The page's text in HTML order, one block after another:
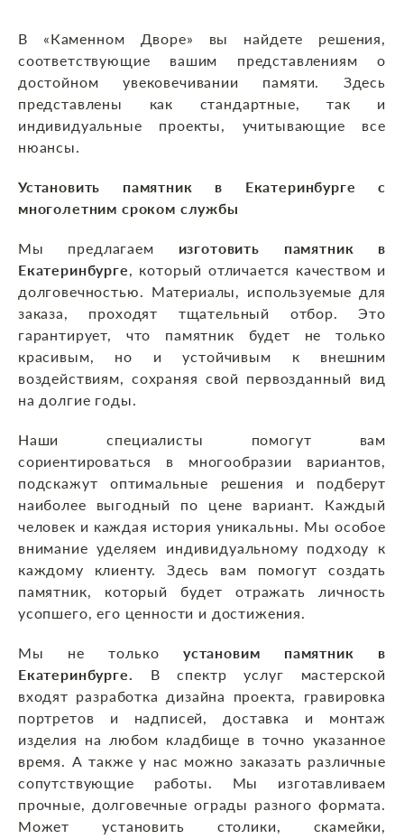
В «Каменном Дворе» вы найдете решения,
соответствующие вашим представлениям о
достойном увековечивании памяти. Здесь
представлены как стандартные, так и
индивидуальные проекты, учитывающие все
нюансы.
Установить памятник в Екатеринбурге с
многолетним сроком службы
Мы предлагаем изготовить памятник в
Екатеринбурге, который отличается качеством и
долговечностью. Материалы, используемые для
заказа, проходят тщательный отбор. Это
гарантирует, что памятник будет не только
красивым, но и устойчивым к внешним
воздействиям, сохраняя свой первозданный вид
на долгие годы.
Наши специалисты помогут вам
сориентироваться в многообразии вариантов,
подскажут оптимальные решения и подберут
наиболее выгодный по цене вариант. Каждый
человек и каждая история уникальны. Мы особое
внимание уделяем индивидуальному подходу к
каждому клиенту. Здесь вам помогут создать
памятник, который будет отражать личность
усопшего, его ценности и достижения.
Мы не только установим памятник в
Екатеринбурге. В спектр услуг мастерской
входят разработка дизайна проекта, гравировка
портретов и надписей, доставка и монтаж
изделия на любом кладбище в точно указанное
время. А также у нас можно заказать различные
сопутствующие работы. Мы изготавливаем
прочные, долговечные ограды разного формата.
Может установить столики, скамейки,